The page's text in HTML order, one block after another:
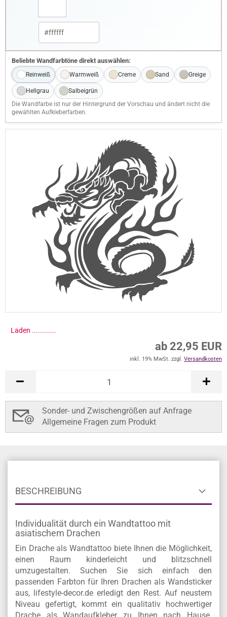
Beliebte Wandfarbtöne direkt auswählen:
Reinweiß Warmweiß Creme Sand Greige
Hellgrau
Salbeigrün
Die Wandfarbe ist nur der Hintergrund der Vorschau und ändert nicht die
gewählten Aufkleberfarben.
Laden .............
ab 22,95 EUR
inkl. 19% MwSt. zzgl. Versandkosten
Sonder- und Zwischengrößen auf Anfrage
Allgemeine Fragen zum Produkt
BESCHREIBUNG
Individualität durch ein Wandtattoo mit
asiatischem Drachen
Ein Drache als Wandtattoo biete Ihnen die Möglichkeit,
einen Raum kinderleicht und blitzschnell
umzugestalten. Suchen Sie sich einfach den
passenden Farbton für Ihren Drachen als Wandsticker
aus, lifestyle-decor.de erledigt den Rest. Auf neustem
Niveau gefertigt, kommt ein qualitativ hochwertiger